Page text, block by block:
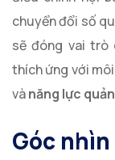
chuyển đổi số
sẽ đóng vai trò
thích ứng với
vànăng lực
Góc